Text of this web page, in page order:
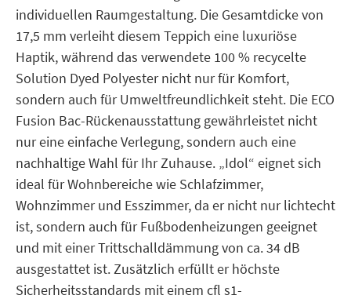
individuellen Raumgestaltung. Die Gesamtdicke von
17,5 mm verleiht diesem Teppich eine luxuriöse
Haptik, während das verwendete 100 % recycelte
Solution Dyed Polyester nicht nur für Komfort,
sondern auch für Umweltfreundlichkeit steht. Die ECO
Fusion Bac-Rückenausstattung gewährleistet nicht
nur eine einfache Verlegung, sondern auch eine
nachhaltige Wahl für Ihr Zuhause. „Idol“ eignet sich
ideal für Wohnbereiche wie Schlafzimmer,
Wohnzimmer und Esszimmer, da er nicht nur lichtecht
ist, sondern auch für Fußbodenheizungen geeignet
und mit einer Trittschalldämmung von ca. 34 dB
ausgestattet ist. Zusätzlich erfüllt er höchste
Sicherheitsstandards mit einem cfl s1-